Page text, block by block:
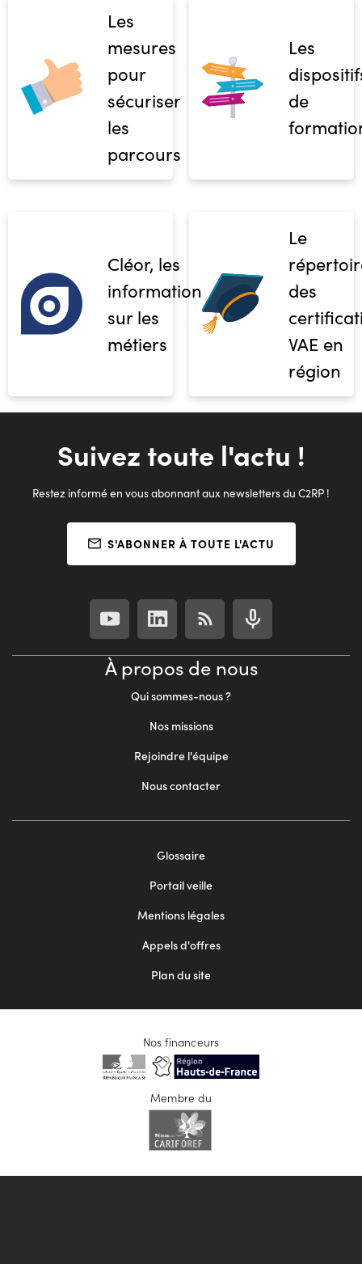
Les
mesures
pour
sécuriser
les
parcours
Les
de
Cléor, les
informations
sur les
métiers
Le
des
VAE en
région
Suivez toute l'actu !
Restez informé en vous abonnant aux newsletters du C2RP !
S'ABONNER À TOUTE L'ACTU
À propos de nous
Qui sommes-nous ?
Nos missions
Rejoindre l'équipe
Nous contacter
Glossaire
Portail veille
Mentions légales
Appels d'offres
Plan du site
Nos financeurs
Membre du